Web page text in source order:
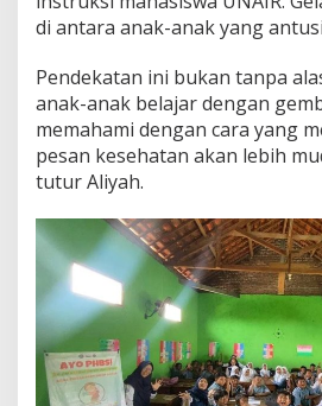
di antara anak-anak yang
Pendekatan ini bukan tanpa
anak-anak belajar dengan
memahami dengan cara yang
pesan kesehatan akan lebih
tutur Aliyah.